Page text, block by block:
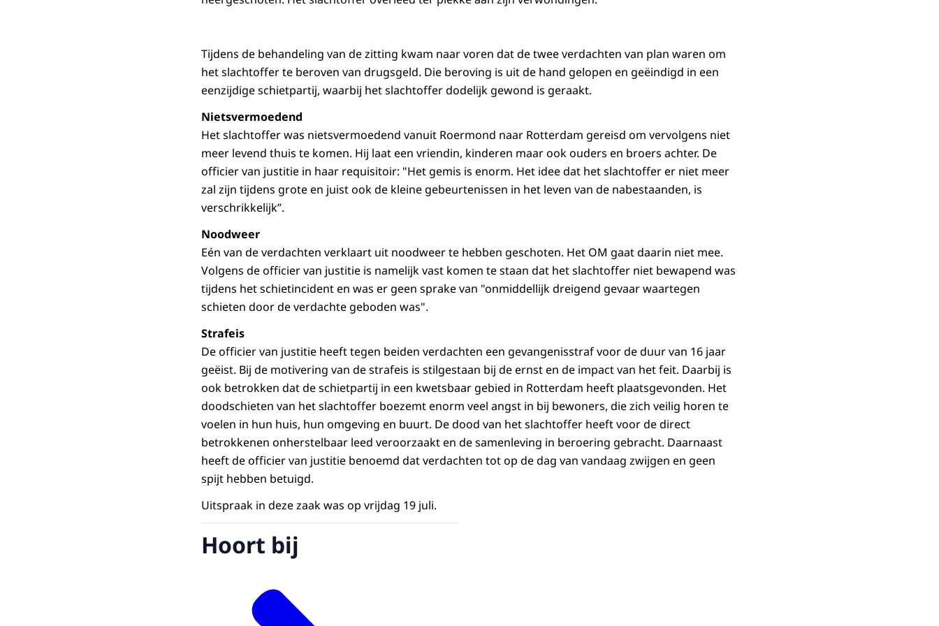
Tijdens de behandeling van de zitting kwam naar voren dat de twee verdachten van plan waren om
het slachtoffer te beroven van drugsgeld. Die beroving is uit de hand gelopen en geëindigd in een
eenzijdige schietpartij, waarbij het slachtoffer dodelijk gewond is geraakt.
Nietsvermoedend
Het slachtoffer was nietsvermoedend vanuit Roermond naar Rotterdam gereisd om vervolgens niet
meer levend thuis te komen. Hij laat een vriendin, kinderen maar ook ouders en broers achter. De
officier van justitie in haar requisitoir: "Het gemis is enorm. Het idee dat het slachtoffer er niet meer
zal zijn tijdens grote en juist ook de kleine gebeurtenissen in het leven van de nabestaanden, is
verschrikkelijk”.
Noodweer
Eén van de verdachten verklaart uit noodweer te hebben geschoten. Het OM gaat daarin niet mee.
Volgens de officier van justitie is namelijk vast komen te staan dat het slachtoffer niet bewapend was
tijdens het schietincident en was er geen sprake van "onmiddellijk dreigend gevaar waartegen
schieten door de verdachte geboden was".
Strafeis
De officier van justitie heeft tegen beiden verdachten een gevangenisstraf voor de duur van 16 jaar
geëist. Bij de motivering van de strafeis is stilgestaan bij de ernst en de impact van het feit. Daarbij is
ook betrokken dat de schietpartij in een kwetsbaar gebied in Rotterdam heeft plaatsgevonden. Het
doodschieten van het slachtoffer boezemt enorm veel angst in bij bewoners, die zich veilig horen te
voelen in hun huis, hun omgeving en buurt. De dood van het slachtoffer heeft voor de direct
betrokkenen onherstelbaar leed veroorzaakt en de samenleving in beroering gebracht. Daarnaast
heeft de officier van justitie benoemd dat verdachten tot op de dag van vandaag zwijgen en geen
spijt hebben betuigd.
Uitspraak in deze zaak was op vrijdag 19 juli.
Hoort bij